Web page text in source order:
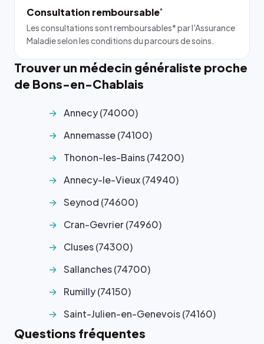
Consultation remboursable*
Les consultations sont remboursables* par l'Assurance
Maladie selon les conditions du parcours de soins.
Trouver un médecin généraliste proche
de Bons-en-Chablais
Annecy (74000)
Annemasse (74100)
Thonon-les-Bains (74200)
Annecy-le-Vieux (74940)
Seynod (74600)
Cran-Gevrier (74960)
Cluses (74300)
Sallanches (74700)
Rumilly (74150)
Saint-Julien-en-Genevois (74160)
Questions fréquentes